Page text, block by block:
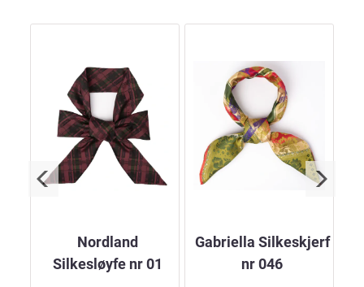
Nordland
Silkesløyfe nr 01
Gabriella Silkeskjerf
nr 046